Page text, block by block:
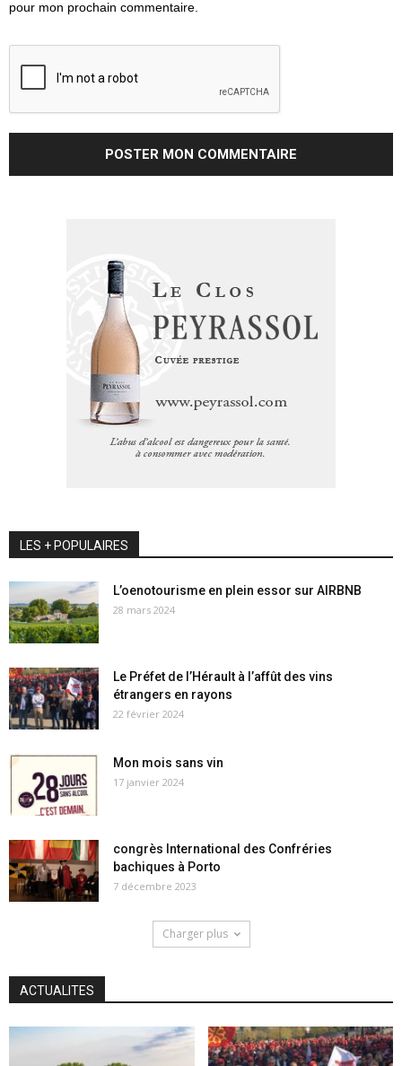
pour mon prochain commentaire.
LES + POPULAIRES
L’oenotourisme en plein essor sur AIRBNB
28 mars 2024
Le Préfet de l’Hérault à l’affût des vins
étrangers en rayons
22 février 2024
Mon mois sans vin
17 janvier 2024
congrès International des Confréries
bachiques à Porto
7 décembre 2023
Charger plus
ACTUALITES